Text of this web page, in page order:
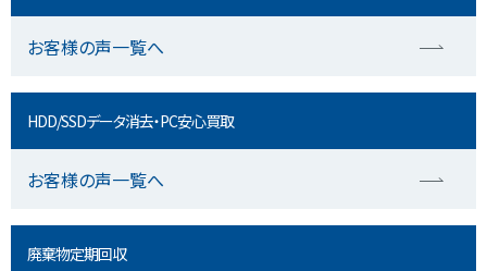
お客様の声一覧へ
HDD/SSDデータ消去・PC安心買取
お客様の声一覧へ
廃棄物定期回収